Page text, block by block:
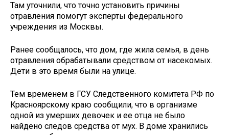
Там уточнили, что точно установить причины
отравления помогут эксперты федерального
учреждения из Москвы.
Ранее сообщалось, что дом, где жила семья, в день
отравления обрабатывали средством от насекомых.
Дети в это время были на улице.
Тем временем в ГСУ Следственного комитета РФ по
Красноярскому краю сообщили, что в организме
одной из умерших девочек и ее отца не было
найдено следов средства от мух. В доме хранились